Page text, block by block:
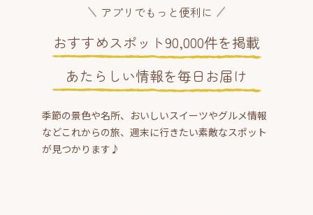
アプリでもっと便利に
おすすめスポット90,000件を掲載
あたらしい情報を毎日お届け
季節の景色や名所、おいしいスイーツやグルメ情報
などこれからの旅、週末に行きたい素敵なスポット
が見つかります♪